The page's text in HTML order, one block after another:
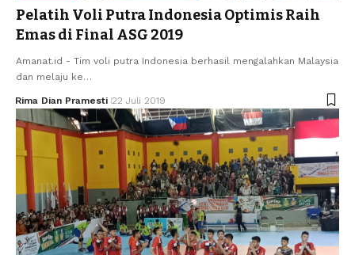
Pelatih Voli Putra Indonesia Optimis Raih
Emas di Final ASG 2019
Amanat.id - Tim voli putra Indonesia berhasil mengalahkan Malaysia
dan melaju ke…
Rima Dian Pramesti 22 Juli 2019